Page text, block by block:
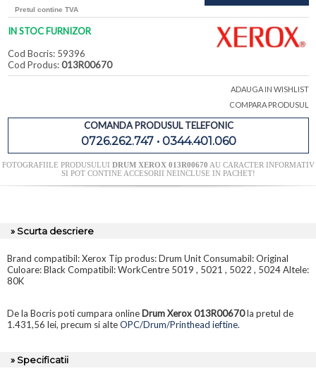
Pretul contine TVA
IN STOC FURNIZOR
Cod Bocris: 59396
Cod Produs:013R00670
ADAUGA IN WISHLIST
COMPARA PRODUSUL
COMANDA PRODUSUL TELEFONIC
0726.262.747 • 0344.401.060
FOTOGRAFIILE PRODUSULUI DRUM XEROX 013R00670 AU CARACTER INFORMATIV
SI POT CONTINE ACCESORII NEINCLUSE IN PACHET!
» Scurta descriere
Brand compatibil: Xerox Tip produs: Drum Unit Consumabil: Original
Culoare: Black Compatibil: WorkCentre 5019 , 5021 , 5022 , 5024 Altele:
80K
De la Bocris poti cumpara online Drum Xerox 013R00670la pretul de
1.431,56 lei, precum si alteOPC/Drum/Printhead ieftine.
» Specificatii